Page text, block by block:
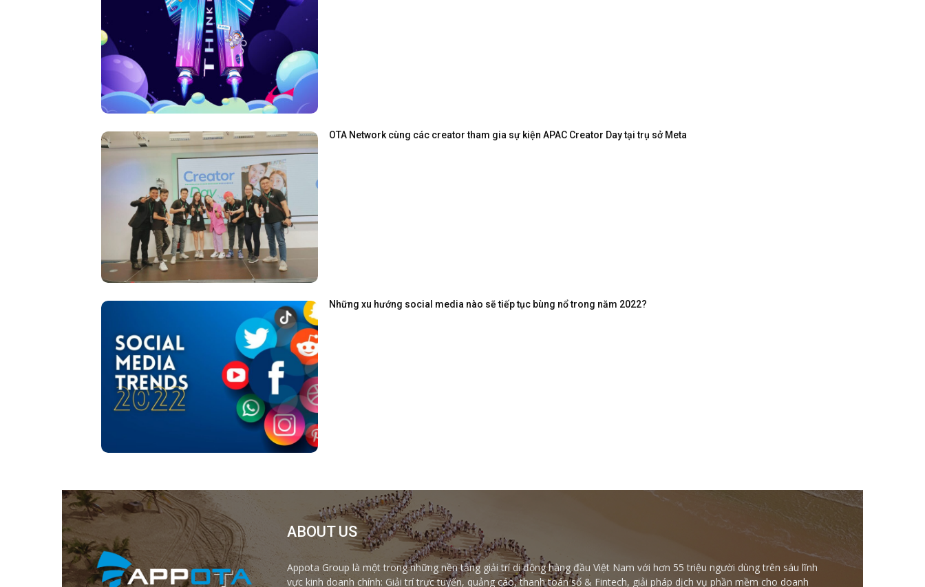
OTA Network cùng các creator tham gia sự kiện APAC Creator Day tại trụ sở Meta
Những xu hướng social media nào sẽ tiếp tục bùng nổ trong năm 2022?
ABOUT US
Appota Group là một trong những nền tảng giải trí di động hàng đầu Việt Nam với hơn 55 triệu người dùng trên sáu lĩnh
vực kinh doanh chính: Giải trí trực tuyến, quảng cáo, thanh toán số & Fintech, giải pháp dịch vụ phần mềm cho doanh